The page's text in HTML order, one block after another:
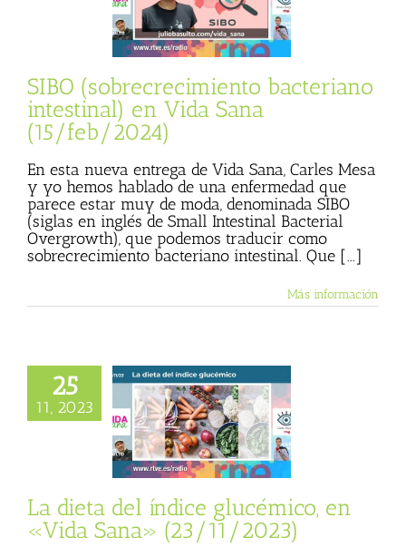
SIBO (sobrecrecimiento bacteriano
intestinal) en Vida Sana
(15/feb/2024)
En esta nueva entrega de Vida Sana, Carles Mesa
y yo hemos hablado de una enfermedad que
parece estar muy de moda, denominada SIBO
(siglas en inglés de Small Intestinal Bacterial
Overgrowth), que podemos traducir como
sobrecrecimiento bacteriano intestinal. Que [...]
Más información
25
11, 2023
del índice
en «Vida Sana»
La dieta del índice glucémico, en
«Vida Sana» (23/11/2023)